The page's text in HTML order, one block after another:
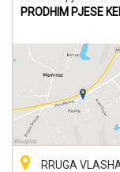
PRODHIM PJESE
RRUGA